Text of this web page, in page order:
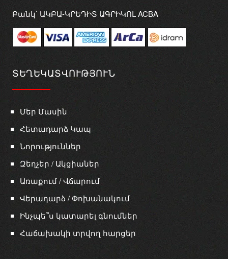
Բանկ՝ ԱԿԲԱ-ԿՐԵԴԻՏ ԱԳՐԻԿՈԼ ACBA
ՏԵՂԵԿԱՏՎՈՒԹՅՈՒՆ
Մեր Մասին
Հետադարձ Կապ
Նորություններ
Զեղչեր / Ակցիաներ
Առաքում / Վճարում
Վերադարձ / Փոխանակում
Ինչպե՞ս կատարել գնումներ
Հաճախակի տրվող հարցեր